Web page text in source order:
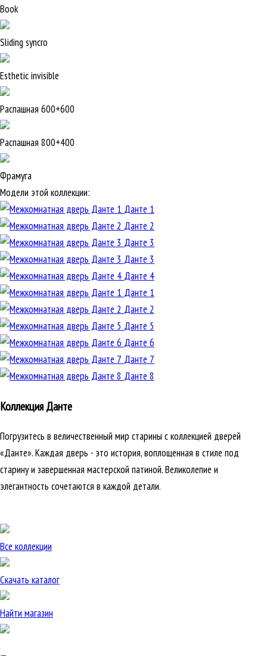
Book
Sliding syncro
Esthetic invisible
Распашная 600+600
Распашная 800+400
Фрамуга
Модели этой коллекции:
Данте 1
Данте 2
Данте 3
Данте 3
Данте 4
Данте 1
Данте 2
Данте 5
Данте 6
Данте 7
Данте 8
Коллекция Данте
Погрузитесь в величественный мир старины с коллекцией дверей
«Данте». Каждая дверь - это история, воплощенная в стиле под
старину и завершенная мастерской патиной. Великолепие и
элегантность сочетаются в каждой детали.
Все коллекции
Скачать каталог
Найти магазин